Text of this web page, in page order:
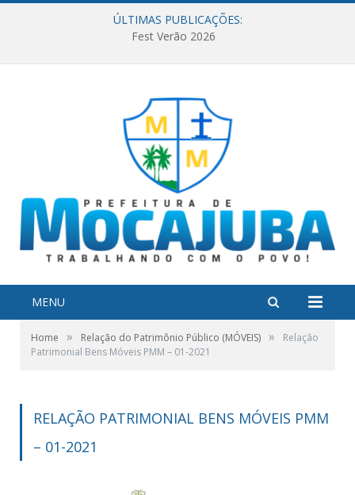
ÚLTIMAS PUBLICAÇÕES:
Fest Verão 2026
MENU
Home » Relação do Patrimônio Público (MÓVEIS) »
Relação
Patrimonial Bens Móveis PMM – 01-2021
RELAÇÃO PATRIMONIAL BENS MÓVEIS PMM
– 01-2021